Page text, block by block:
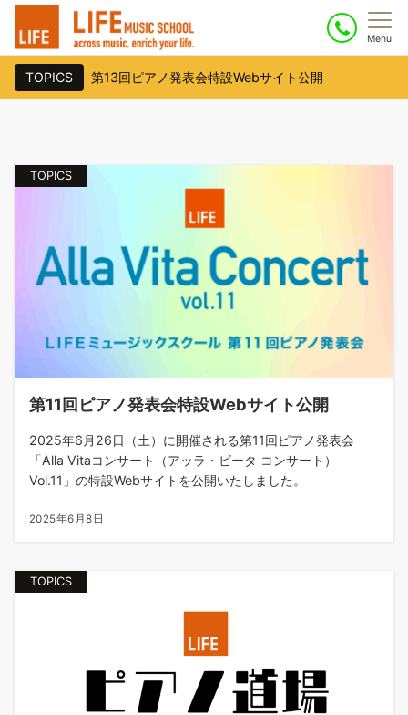
Menu
TOPICS 第13回ピアノ発表会特設Webサイト公開
TOPICS
第11回ピアノ発表会特設Webサイト公開
2025年6月26日（土）に開催される第11回ピアノ発表会
「Alla Vitaコンサート（アッラ・ビータ コンサート）
Vol.11」の特設Webサイトを公開いたしました。
2025年6月8日
TOPICS